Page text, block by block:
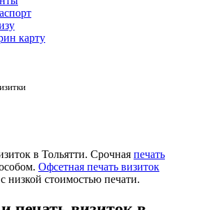
карту
в Тольятти. Срочная печать
Офсетная печать визиток
низкой стоимостью печати.